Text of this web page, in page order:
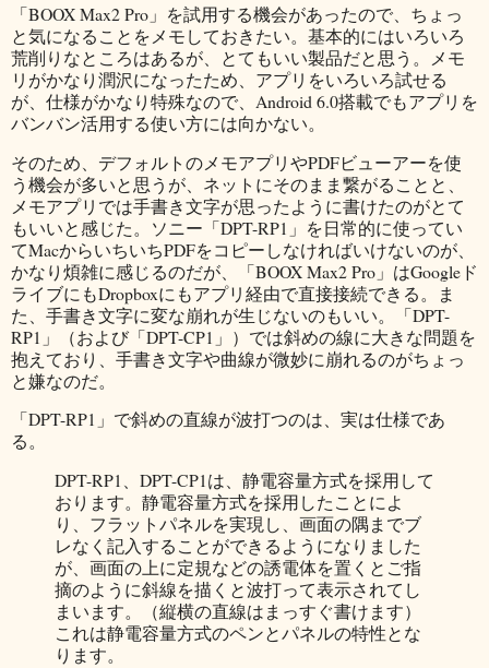
「BOOX Max2 Pro」を試用する機会があったので、ちょっ
と気になることをメモしておきたい。基本的にはいろいろ
荒削りなところはあるが、とてもいい製品だと思う。メモ
リがかなり潤沢になったため、アプリをいろいろ試せる
が、仕様がかなり特殊なので、Android 6.0搭載でもアプリを
バンバン活用する使い方には向かない。
そのため、デフォルトのメモアプリやPDFビューアーを使
う機会が多いと思うが、ネットにそのまま繋がることと、
メモアプリでは手書き文字が思ったように書けたのがとて
もいいと感じた。ソニー「DPT-RP1」を日常的に使ってい
てMacからいちいちPDFをコピーしなければいけないのが、
かなり煩雑に感じるのだが、「BOOX Max2 Pro」はGoogleド
ライブにもDropboxにもアプリ経由で直接接続できる。ま
た、手書き文字に変な崩れが生じないのもいい。「DPT-
RP1」（および「DPT-CP1」）では斜めの線に大きな問題を
抱えており、手書き文字や曲線が微妙に崩れるのがちょっ
と嫌なのだ。
「DPT-RP1」で斜めの直線が波打つのは、実は仕様であ
る。
DPT-RP1、DPT-CP1は、静電容量方式を採用して
おります。静電容量方式を採用したことによ
り、フラットパネルを実現し、画面の隅までブ
レなく記入することができるようになりました
が、画面の上に定規などの誘電体を置くとご指
摘のように斜線を描くと波打って表示されてし
まいます。（縦横の直線はまっすぐ書けます）
これは静電容量方式のペンとパネルの特性とな
ります。